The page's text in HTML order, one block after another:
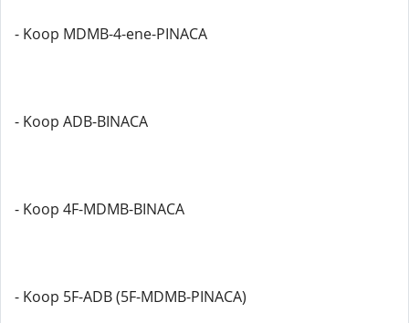
- Koop MDMB-4-ene-PINACA
- Koop ADB-BINACA
- Koop 4F-MDMB-BINACA
- Koop 5F-ADB (5F-MDMB-PINACA)